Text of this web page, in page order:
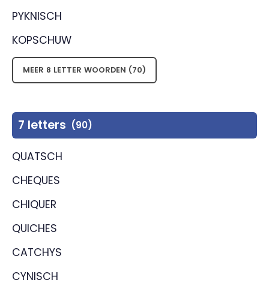
PYKNISCH
KOPSCHUW
MEER 8 LETTER WOORDEN (70)
7 letters (90)
QUATSCH
CHEQUES
CHIQUER
QUICHES
CATCHYS
CYNISCH